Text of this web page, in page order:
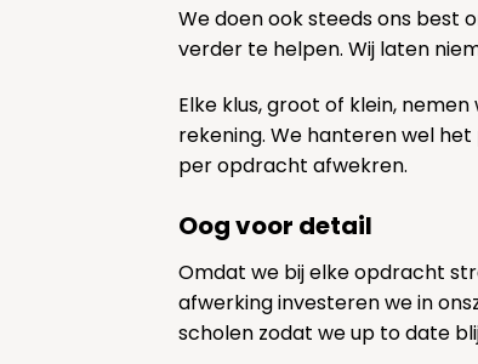
We doen ook steeds ons best
verder te helpen. Wij laten
Elke klus, groot of klein,
rekening. We hanteren wel
per opdracht afwekren.
Oog voor detail
Omdat we bij elke opdracht
afwerking investeren we in
scholen zodat we up to date